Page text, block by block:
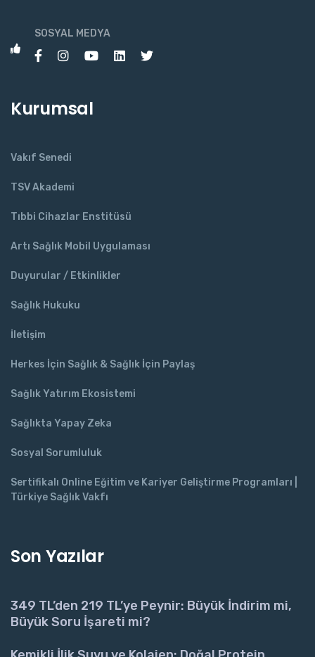
SOSYAL MEDYA
Kurumsal
Vakıf Senedi
TSV Akademi
Tıbbi Cihazlar Enstitüsü
Artı Sağlık Mobil Uygulaması
Duyurular / Etkinlikler
Sağlık Hukuku
İletişim
Herkes İçin Sağlık & Sağlık İçin Paylaş
Sağlık Yatırım Ekosistemi
Sağlıkta Yapay Zeka
Sosyal Sorumluluk
Sertifikalı Online Eğitim ve Kariyer Geliştirme Programları |
Türkiye Sağlık Vakfı
Son Yazılar
349 TL’den 219 TL’ye Peynir: Büyük İndirim mi,
Büyük Soru İşareti mi?